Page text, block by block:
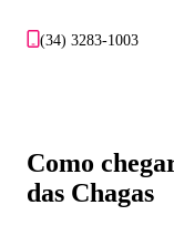
(34) 3283-1003
Como
das Chagas